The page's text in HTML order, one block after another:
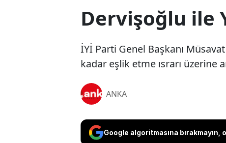
Dervişoğlu ile
İYİ Parti Genel Başkanı
kadar eşlik etme ısrarı üzerine
ANKA
Google algoritmasına bırakmayın,